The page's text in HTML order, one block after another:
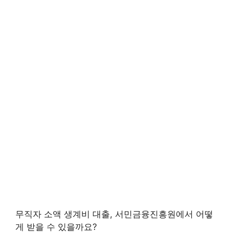
무직자 소액 생계비 대출, 서민금융진흥원에서 어떻
게 받을 수 있을까요?